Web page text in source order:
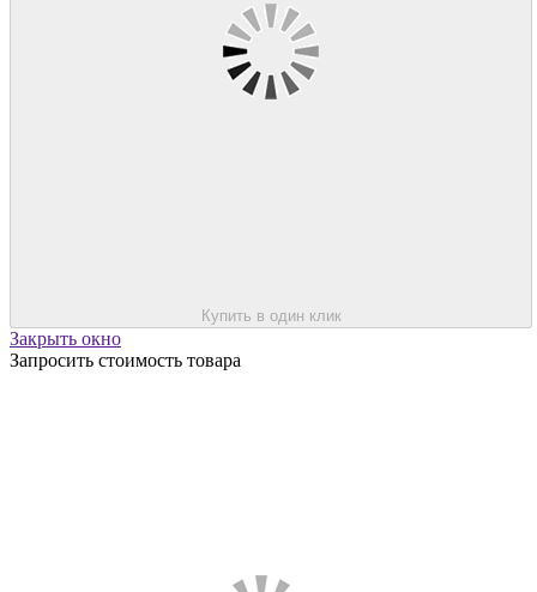
Купить в один клик
Закрыть окно
Запросить стоимость товара